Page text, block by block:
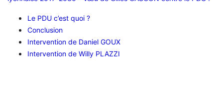
Le PDU c’est quoi ?
Conclusion
Intervention de Daniel GOUX
Intervention de Willy PLAZZI